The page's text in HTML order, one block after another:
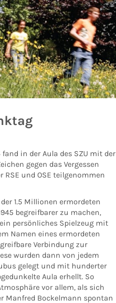
fand in der Aula des SZU mit der
gegen das Vergessen
RSE und OSE teilgenommen
1.5 Millionen ermordeten
begreifbarer zu machen,
per­sönliches Spielzeug mit
Namen eines ermordeten
Verbindung zur
wurden dann von jedem
gelegt und mit hunderter
Aula erhellt. So
vor allem, als sich
Manfred Bockelmann spontan